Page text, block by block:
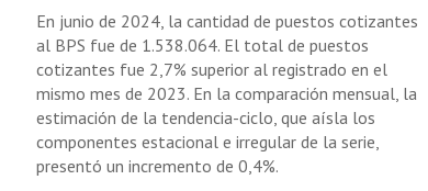
En junio de 2024, la cantidad de puestos cotizantes
al BPS fue de 1.538.064. El total de puestos
cotizantes fue 2,7% superior al registrado en el
mismo mes de 2023. En la comparación mensual, la
estimación de la tendencia-ciclo, que aísla los
componentes estacional e irregular de la serie,
presentó un incremento de 0,4%.